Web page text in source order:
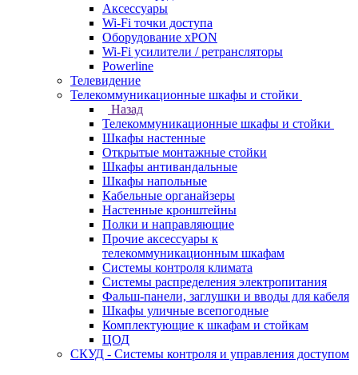
Аксессуары
Wi-Fi точки доступа
Оборудование хPON
Wi-Fi усилители / ретрансляторы
Powerline
Телевидение
Телекоммуникационные шкафы и стойки
Назад
Телекоммуникационные шкафы и стойки
Шкафы настенные
Открытые монтажные стойки
Шкафы антивандальные
Шкафы напольные
Кабельные органайзеры
Настенные кронштейны
Полки и направляющие
Прочие аксессуары к
телекоммуникационным шкафам
Системы контроля климата
Системы распределения электропитания
Фальш-панели, заглушки и вводы для кабеля
Шкафы уличные всепогодные
Комплектующие к шкафам и стойкам
ЦОД
СКУД - Системы контроля и управления доступом